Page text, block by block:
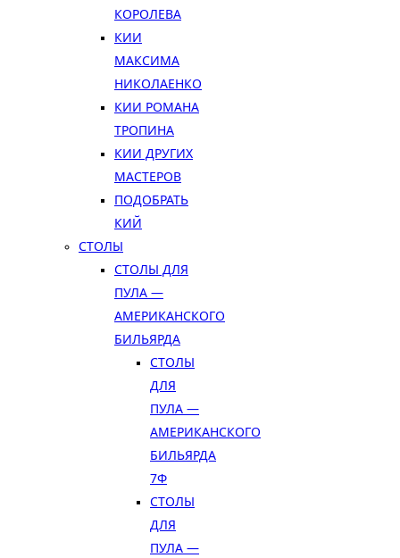
КОРОЛЕВА
КИИ
МАКСИМА
НИКОЛАЕНКО
КИИ РОМАНА
ТРОПИНА
КИИ ДРУГИХ
МАСТЕРОВ
ПОДОБРАТЬ
КИЙ
СТОЛЫ
СТОЛЫ ДЛЯ
ПУЛА —
АМЕРИКАНСКОГО
БИЛЬЯРДА
СТОЛЫ
ДЛЯ
ПУЛА —
АМЕРИКАНСКОГО
БИЛЬЯРДА
7Ф
СТОЛЫ
ДЛЯ
ПУЛА —